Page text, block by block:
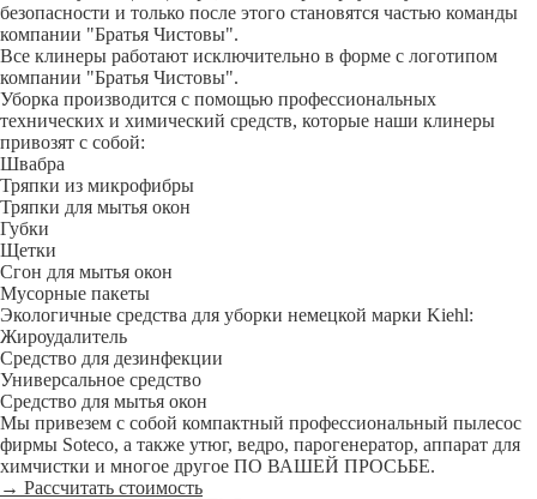
безопасности и только после этого становятся частью команды
компании "Братья Чистовы".
Все клинеры работают исключительно в форме с логотипом
компании "Братья Чистовы".
Уборка производится с помощью профессиональных
технических и химический средств, которые наши клинеры
привозят с собой:
Швабра
Тряпки из микрофибры
Тряпки для мытья окон
Губки
Щетки
Сгон для мытья окон
Мусорные пакеты
Экологичные средства для уборки немецкой марки Kiehl:
Жироудалитель
Средство для дезинфекции
Универсальное средство
Средство для мытья окон
Мы привезем с собой компактный профессиональный пылесос
фирмы Soteco, а также утюг, ведро, парогенератор, аппарат для
химчистки и многое другое ПО ВАШЕЙ ПРОСЬБЕ.
→ Рассчитать стоимость